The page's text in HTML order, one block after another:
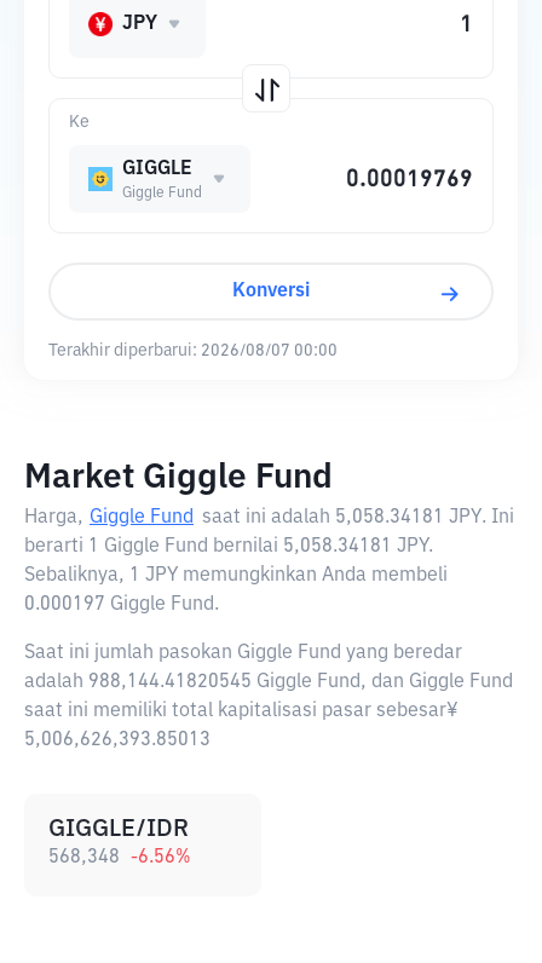
Ke
GIGGLE
Giggle Fund
JPY
Konversi
Terakhir diperbarui: 2026/08/07 00:00
Market Giggle Fund
Harga, Giggle Fund saat ini adalah 5,058.34181 JPY. Ini
berarti 1 Giggle Fund bernilai 5,058.34181 JPY.
Sebaliknya, 1 JPY memungkinkan Anda membeli
0.000197 Giggle Fund.
Saat ini jumlah pasokan Giggle Fund yang beredar
adalah 988,144.41820545 Giggle Fund, dan Giggle Fund
saat ini memiliki total kapitalisasi pasar sebesar¥
5,006,626,393.85013
GIGGLE/IDR
568,348 -6.56%